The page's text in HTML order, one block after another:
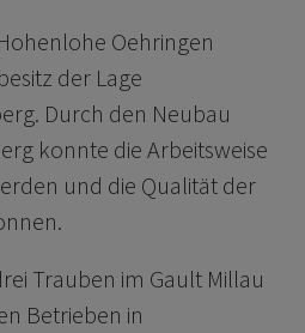
Oehringen
der Lage
Durch den Neubau
konnte die Arbeitsweise
und die Qualität der
Trauben im Gault Millau
Betrieben in